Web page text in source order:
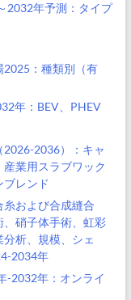
2032年予測：タイプ
2025：種類別（有
年：BEV、PHEV
2036）：キャ
業用スラブワック
レンド
および合成縫合
硝子体手術、虹彩
析、規模、シェ
2034年
-2032年：オンライ